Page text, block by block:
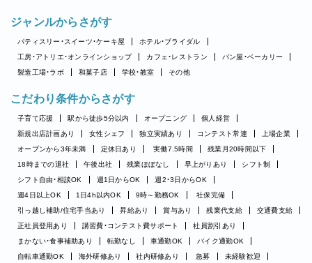
ジャンルからさがす
パティスリー・スイーツ・ケーキ屋
ホテル・ブライダル
工房・アトリエ・オンラインショップ
カフェ・レストラン
パン屋・ベーカリー
製造工場・ラボ
和菓子店 学校・教室 その他
こだわり条件からさがす
子育て応援 駅から徒歩5分以内 オープニング
個人経営
新規出店計画あり
女性シェフ 独立実績あり コンテスト常連
上場企業
オープンから3年未満
定休日あり 実働7.5時間
残業月20時間以下
18時までの退社
午後出社 残業ほぼなし 早上がりあり
シフト制
シフト自由・相談OK
週1日からOK
週2・3日からOK
週4日以上OK
1日4h以内OK 9時～勤務OK
社保完備
引っ越し補助/住宅手当あり
昇給あり 賞与あり 残業代支給
交通費支給
正社員登用あり
講習費・コンテスト費サポート
社員割引あり
まかない・食事補助あり
転勤なし 車通勤OK
バイク通勤OK
自転車通勤OK
海外研修あり 社内研修あり 急募
未経験歓迎